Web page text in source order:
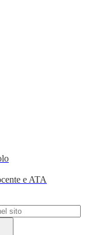
e ATA